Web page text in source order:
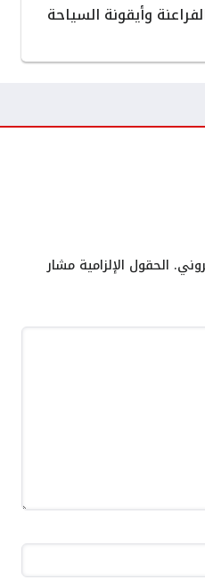
وأيقونة السياحة
الحقول الإلزامية مشار